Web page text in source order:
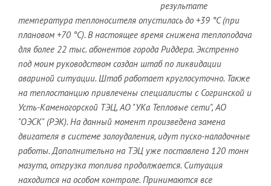
результате
температура теплоносителя опустилась до +39 °С (при
плановом +70 °С). В настоящее время снижена теплоподача
для более 22 тыс. абонентов города Риддера. Экстренно
под моим руководством создан штаб по ликвидации
авариной ситуации. Штаб работает круглосуточно. Также
на теплостанцию привлечены специалисты с Согринской и
Усть-Каменогорской ТЭЦ, АО "УКа Тепловые сети", АО
"ОЭСК" (РЭК). На данный момент произведена замена
двигателя в системе золоудаления, идут пуско-наладочные
работы. Дополнительно на ТЭЦ уже поставлено 120 тонн
мазута, отгрузка топлива продолжается. Ситуация
находится на особом контроле. Принимаются все